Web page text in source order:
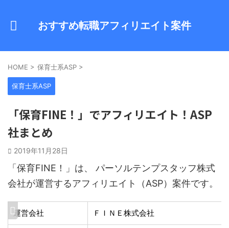
おすすめ転職アフィリエイト案件
HOME > 保育士系ASP >
保育士系ASP
「保育FINE！」でアフィリエイト！ASP
社まとめ
2019年11月28日
「保育FINE！」は、 パーソルテンプスタッフ株式
会社が運営するアフィリエイト（ASP）案件です。
運営会社 ＦＩＮＥ株式会社